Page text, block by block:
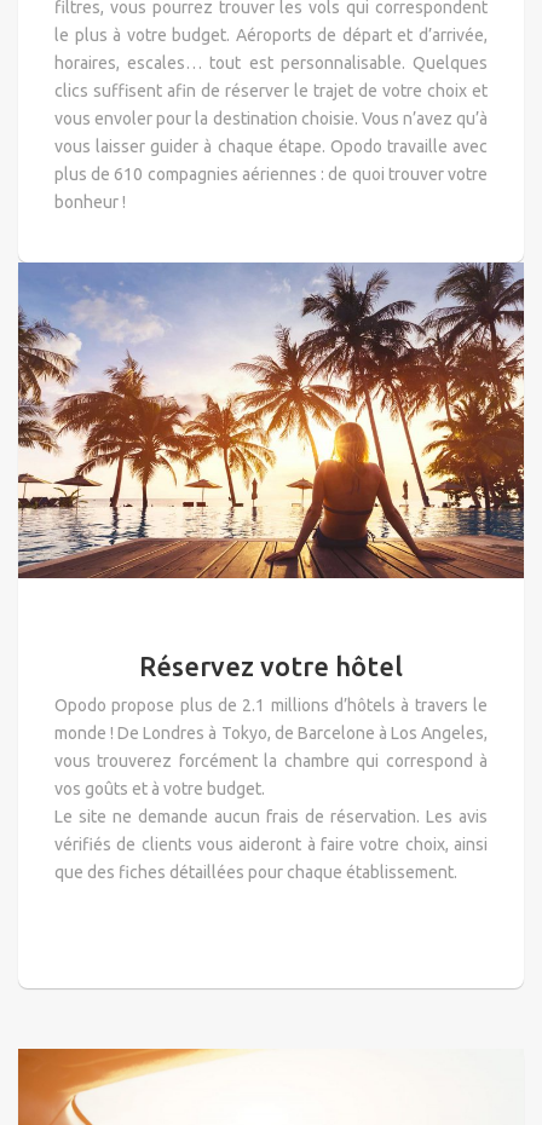
filtres, vous pourrez trouver les vols qui correspondent
le plus à votre budget. Aéroports de départ et d’arrivée,
horaires, escales… tout est personnalisable. Quelques
clics suffisent afin de réserver le trajet de votre choix et
vous envoler pour la destination choisie. Vous n’avez qu’à
vous laisser guider à chaque étape. Opodo travaille avec
plus de 610 compagnies aériennes : de quoi trouver votre
bonheur !
Réservez votre hôtel
Opodo propose plus de 2.1 millions d’hôtels à travers le
monde ! De Londres à Tokyo, de Barcelone à Los Angeles,
vous trouverez forcément la chambre qui correspond à
vos goûts et à votre budget.
Le site ne demande aucun frais de réservation. Les avis
vérifiés de clients vous aideront à faire votre choix, ainsi
que des fiches détaillées pour chaque établissement.